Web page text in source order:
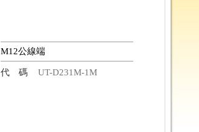
M12公線端
代碼 UT-D231M-1M